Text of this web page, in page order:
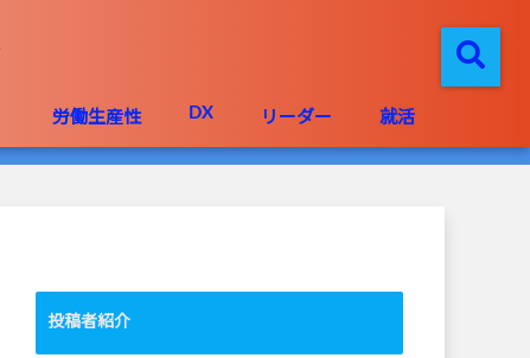
労働生産性 DX リーダー 就活
投稿者紹介